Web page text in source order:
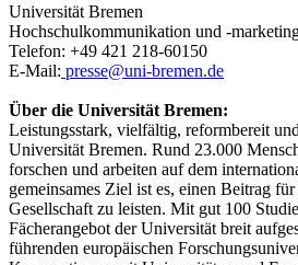
Universität Bremen
Hochschulkommunikation und -
Telefon: +49 421 218-60150
E-Mail: presse@uni-bremen.de
Über die Universität Bremen:
Leistungsstark, vielfältig, reformbereit
Universität Bremen. Rund 23.000
forschen und arbeiten auf dem
gemeinsames Ziel ist es, einen Beitrag
Gesellschaft zu leisten. Mit gut 100
Fächerangebot der Universität breit
führenden europäischen